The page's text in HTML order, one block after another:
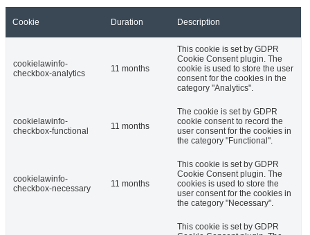
Cookie Duration Description
cookielawinfo-
checkbox-analytics
11 months
This cookie is set by GDPR
Cookie Consent plugin. The
cookie is used to store the user
consent for the cookies in the
category "Analytics".
cookielawinfo-
checkbox-functional
11 months
The cookie is set by GDPR
cookie consent to record the
user consent for the cookies in
the category "Functional".
cookielawinfo-
checkbox-necessary
11 months
This cookie is set by GDPR
Cookie Consent plugin. The
cookies is used to store the
user consent for the cookies in
the category "Necessary".
This cookie is set by GDPR